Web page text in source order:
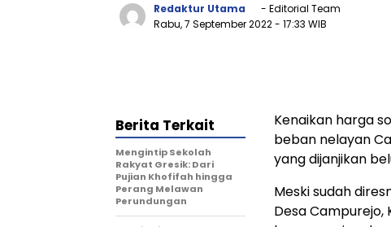
Redaktur Utama
- Editorial Team
Rabu, 7 September 2022- 17:33 WIB
Kenaikan harga
beban nelayan
yang dijanjikan
Meski sudah
Desa Campurejo,
Berita Terkait
Mengintip Sekolah
Rakyat Gresik: Dari
Pujian Khofifah hingga
Perang Melawan
Perundungan